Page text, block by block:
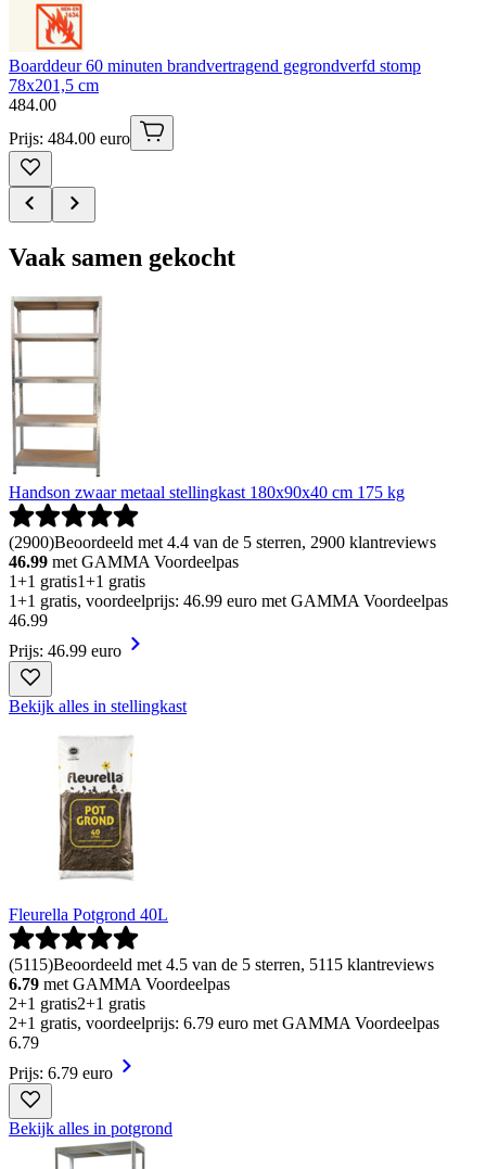
Boarddeur 60 minuten brandvertragend gegrondverfd stomp
78x201,5 cm
484.00
Prijs: 484.00 euro
Vaak samen gekocht
Handson zwaar metaal stellingkast 180x90x40 cm 175 kg
(2900)Beoordeeld met 4.4 van de 5 sterren, 2900 klantreviews
46.99 met GAMMA Voordeelpas
1+1 gratis1+1 gratis
1+1 gratis, voordeelprijs: 46.99 euro met GAMMA Voordeelpas
46.99
Prijs: 46.99 euro
Bekijk alles in stellingkast
Fleurella Potgrond 40L
(5115)Beoordeeld met 4.5 van de 5 sterren, 5115 klantreviews
6.79 met GAMMA Voordeelpas
2+1 gratis2+1 gratis
2+1 gratis, voordeelprijs: 6.79 euro met GAMMA Voordeelpas
6.79
Prijs: 6.79 euro
Bekijk alles in potgrond